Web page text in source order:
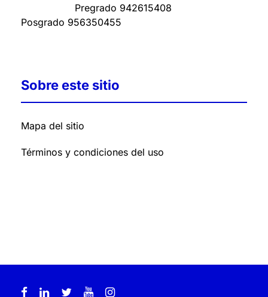
Pregrado 942615408
Posgrado 956350455
Sobre este sitio
Mapa del sitio
Términos y condiciones del uso